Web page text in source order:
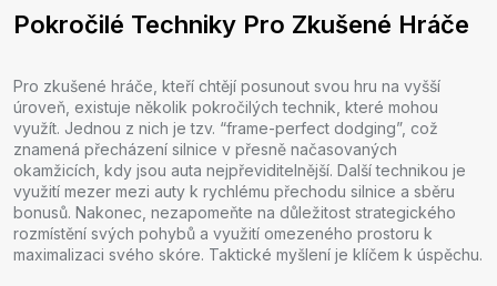
Pokročilé Techniky Pro Zkušené Hráče
Pro zkušené hráče, kteří chtějí posunout svou hru na vyšší
úroveň, existuje několik pokročilých technik, které mohou
využít. Jednou z nich je tzv. “frame-perfect dodging”, což
znamená přecházení silnice v přesně načasovaných
okamžicích, kdy jsou auta nejpřeviditelnější. Další technikou je
využití mezer mezi auty k rychlému přechodu silnice a sběru
bonusů. Nakonec, nezapomeňte na důležitost strategického
rozmístění svých pohybů a využití omezeného prostoru k
maximalizaci svého skóre. Taktické myšlení je klíčem k úspěchu.